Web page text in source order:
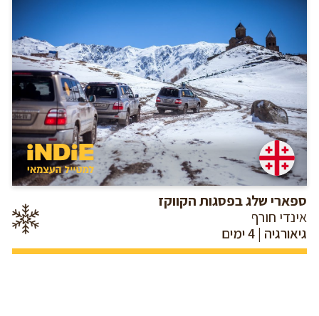
ספארי שלג בפסגות הקווקז
אינדי חורף
גיאורגיה | 4 ימים